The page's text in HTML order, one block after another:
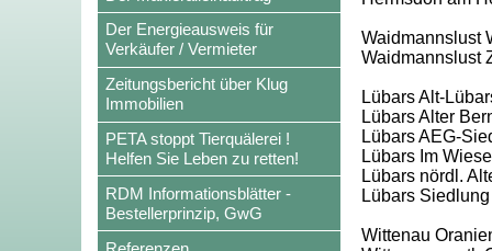
Der Energieausweis für
Verkäufer / Vermieter
Zeitungsbericht über Klug
Immobilien
PETA stoppt Tierquälerei !
Helfen Sie Leben zu retten!
RDM Informationsblätter -
Bestellerprinzip, GwG
Waidmannslust
Waidmannslust
Lübars Alt-
Lübars Alter
Lübars AEG-
Lübars Im
Lübars nördl.
Lübars
Wittenau